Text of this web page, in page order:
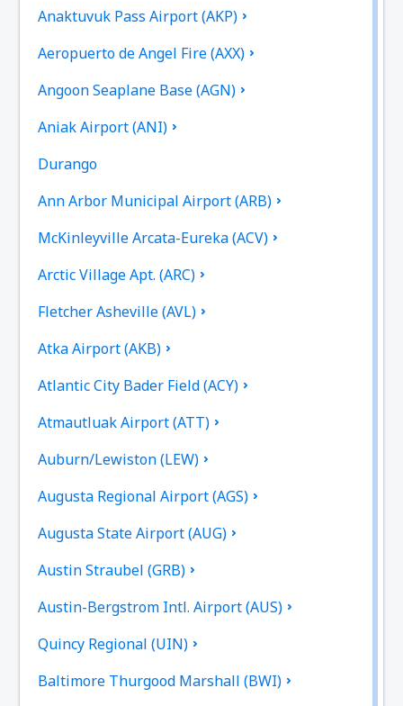
Anaktuvuk Pass Airport (AKP)
Aeropuerto de Angel Fire (AXX)
Angoon Seaplane Base (AGN)
Aniak Airport (ANI)
Durango
Ann Arbor Municipal Airport (ARB)
McKinleyville Arcata-Eureka (ACV)
Arctic Village Apt. (ARC)
Fletcher Asheville (AVL)
Atka Airport (AKB)
Atlantic City Bader Field (ACY)
Atmautluak Airport (ATT)
Auburn/Lewiston (LEW)
Augusta Regional Airport (AGS)
Augusta State Airport (AUG)
Austin Straubel (GRB)
Austin-Bergstrom Intl. Airport (AUS)
Quincy Regional (UIN)
Baltimore Thurgood Marshall (BWI)